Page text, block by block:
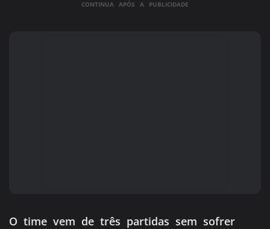
CONTINUA APÓS A PUBLICIDADE
O time vem de três partidas sem sofrer